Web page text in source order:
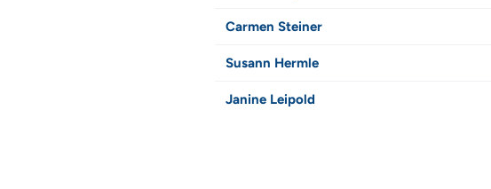
Carmen Steiner
Susann Hermle
Janine Leipold